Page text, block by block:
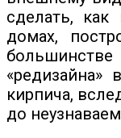
сделать,
домах,
«редизайна»
кирпича,
до